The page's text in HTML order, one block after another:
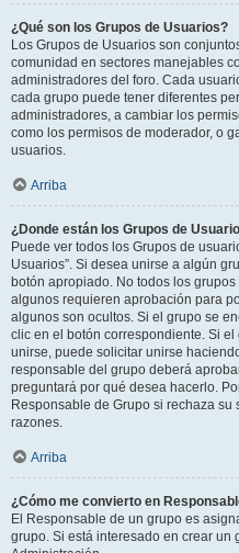
¿Qué son los Grupos de Usuarios?
Los Grupos de Usuarios son
comunidad en sectores manejables
administradores del foro. Cada
cada grupo puede tener diferentes
administradores, a cambiar los
como los permisos de moderador, o
usuarios.
Arriba
¿Donde están los Grupos de
Puede ver todos los Grupos de
Usuarios”. Si desea unirse a algún
botón apropiado. No todos los
algunos requieren aprobación para
algunos son ocultos. Si el grupo se
clic en el botón correspondiente. Si
unirse, puede solicitar unirse
responsable del grupo deberá
preguntará por qué desea hacerlo.
Responsable de Grupo si rechaza
razones.
Arriba
¿Cómo me convierto en
El Responsable de un grupo es
grupo. Si está interesado en crear un